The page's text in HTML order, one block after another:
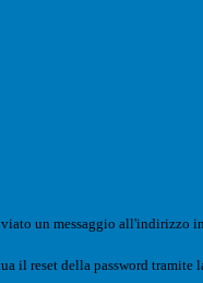
un messaggio all'indirizzo
il reset della password tramite